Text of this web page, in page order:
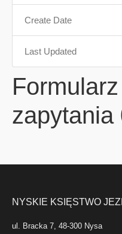
Create Date
Last Updated
zapytania
NYSKIE KSIĘSTWO
ul. Bracka 7, 48-300 Nysa